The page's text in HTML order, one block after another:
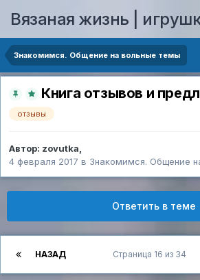
Вязаная жизнь |
Знакомимся. Общение на вольные темы
Книга отзывов и
отзывы
Автор: zovutka,
4 февраля 2017 в Знакомимся. Общение
Ответить в теме
НАЗАД Страница 16 из 34